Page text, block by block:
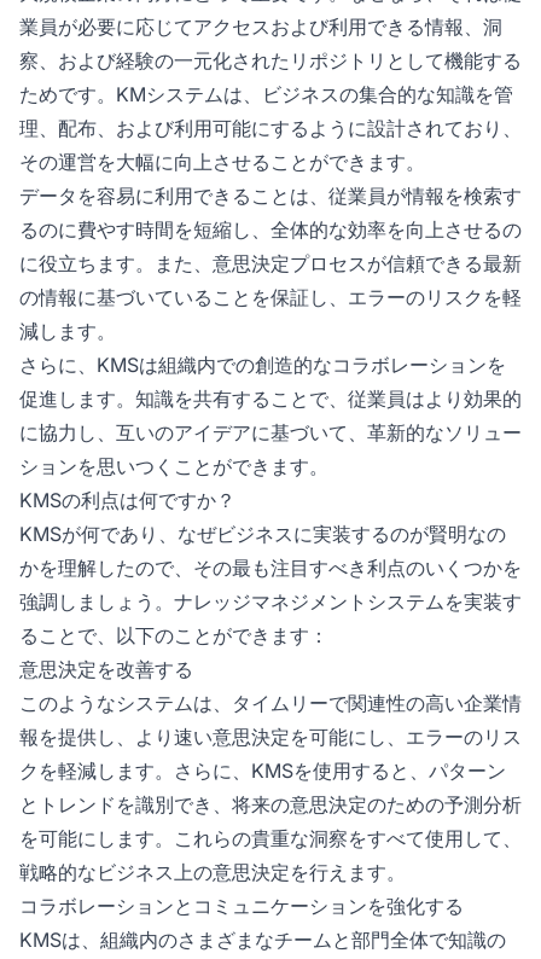
業員が必要に応じてアクセスおよび利用できる情報、洞
察、および経験の一元化されたリポジトリとして機能する
ためです。KMシステムは、ビジネスの集合的な知識を管
理、配布、および利用可能にするように設計されており、
その運営を大幅に向上させることができます。
データを容易に利用できることは、従業員が情報を検索す
るのに費やす時間を短縮し、全体的な効率を向上させるの
に役立ちます。また、意思決定プロセスが信頼できる最新
の情報に基づいていることを保証し、エラーのリスクを軽
減します。
さらに、KMSは組織内での創造的なコラボレーションを
促進します。知識を共有することで、従業員はより効果的
に協力し、互いのアイデアに基づいて、革新的なソリュー
ションを思いつくことができます。
KMSの利点は何ですか？
KMSが何であり、なぜビジネスに実装するのが賢明なの
かを理解したので、その最も注目すべき利点のいくつかを
強調しましょう。ナレッジマネジメントシステムを実装す
ることで、以下のことができます：
意思決定を改善する
このようなシステムは、タイムリーで関連性の高い企業情
報を提供し、より速い意思決定を可能にし、エラーのリス
クを軽減します。さらに、KMSを使用すると、パターン
とトレンドを識別でき、将来の意思決定のための予測分析
を可能にします。これらの貴重な洞察をすべて使用して、
戦略的なビジネス上の意思決定を行えます。
コラボレーションとコミュニケーションを強化する
KMSは、組織内のさまざまなチームと部門全体で知識の